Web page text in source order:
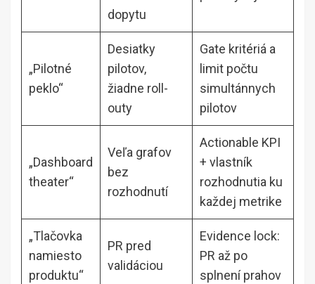
dopytu
„Pilotné
peklo“
Desiatky
pilotov,
žiadne roll-
outy
Gate kritériá a
limit počtu
simultánnych
pilotov
„Dashboard
theater“
Veľa grafov
bez
rozhodnutí
Actionable KPI
+ vlastník
rozhodnutia ku
každej metrike
„Tlačovka
namiesto
produktu“
PR pred
validáciou
Evidence lock:
PR až po
splnení prahov